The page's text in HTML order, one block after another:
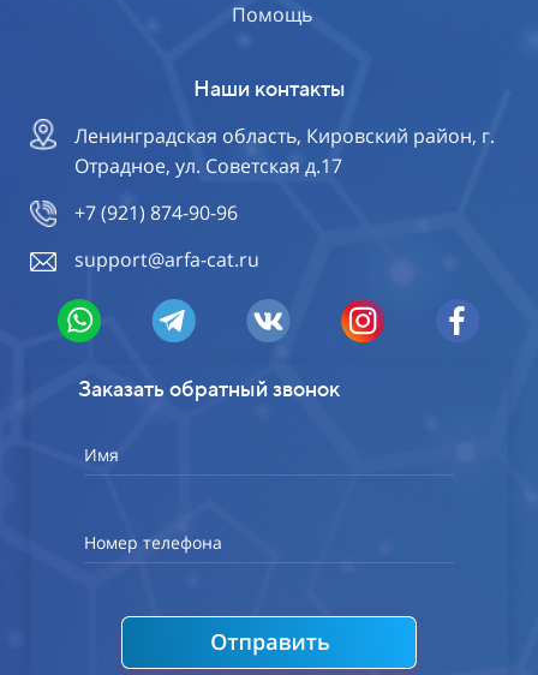
Помощь
Наши контакты
Ленинградская область, Кировский район, г.
Отрадное, ул. Советская д.17
+7 (921) 874-90-96
support@arfa-cat.ru
Заказать обратный звонок
Имя
Номер телефона